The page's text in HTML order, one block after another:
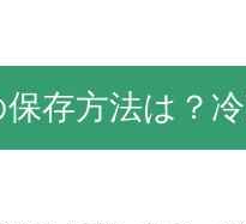
存方法は？